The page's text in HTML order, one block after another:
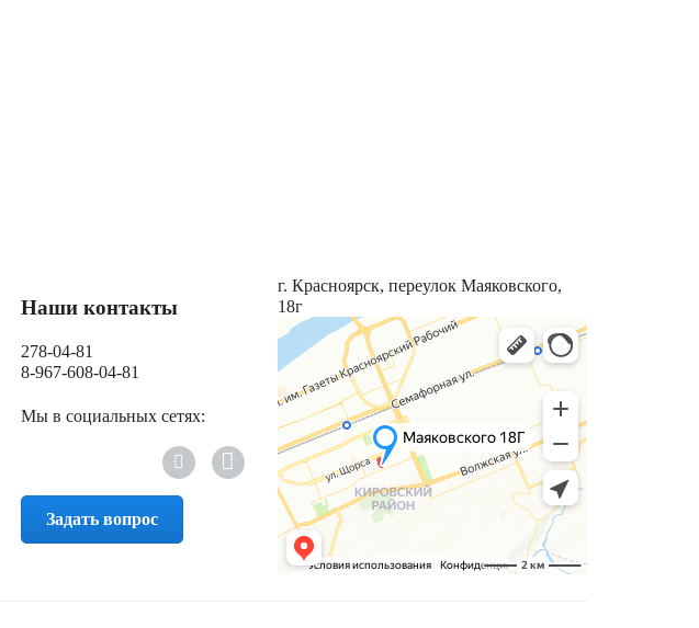
Наши контакты
278-04-81
8-967-608-04-81
Мы в социальных сетях:
Задать вопрос
г. Красноярск, переулок Маяковского,
18г